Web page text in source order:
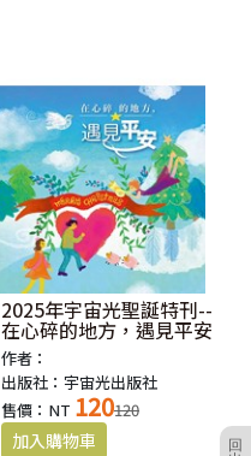
回
2025年宇宙光聖誕特刊--
在心碎的地方，遇見平安
作者：
出版社：宇宙光出版社
售價：NT 120120